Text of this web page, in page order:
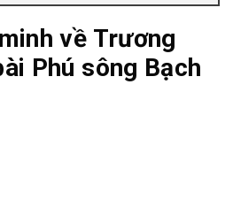
về Trương
Phú sông Bạch